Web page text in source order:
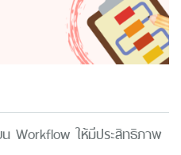
น Workflow ให้มีประสิทธิภาพ